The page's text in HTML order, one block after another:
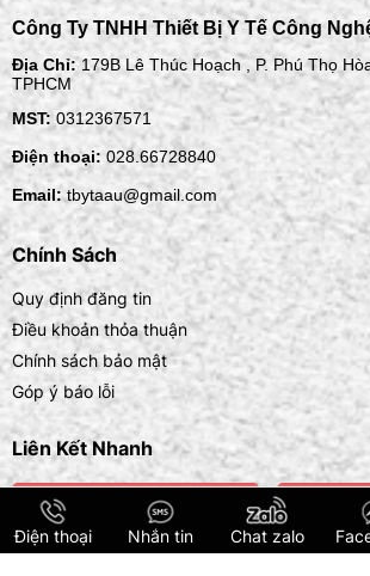
Công Ty TNHH Thiết Bị Y Tế Công
Địa Chỉ:179B Lê Thúc Hoạch , P. Phú Thọ
TPHCM
MST: 0312367571
Điện thoại: 028.66728840
Email:tbytaau@gmail.com
Chính Sách
Quy định đăng tin
Điều khoản thỏa thuận
Chính sách bảo mật
Góp ý báo lỗi
Liên Kết Nhanh
Facebook
Điện thoại Nhắn tin Chat zalo